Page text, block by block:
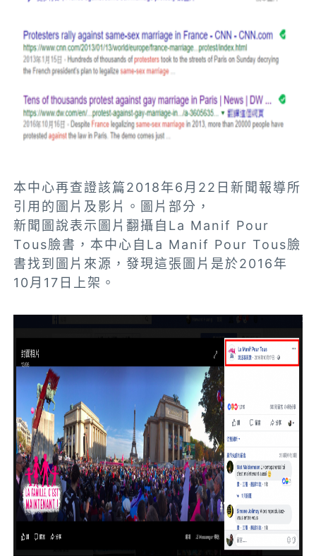
本中心再查證該篇2018年6月22日新聞報導所
引用的圖片及影片。圖片部分，
新聞圖說表示圖片翻攝自La Manif Pour
Tous臉書，本中心自La Manif Pour Tous臉
書找到圖片來源，發現這張圖片是於2016年
10月17日上架。